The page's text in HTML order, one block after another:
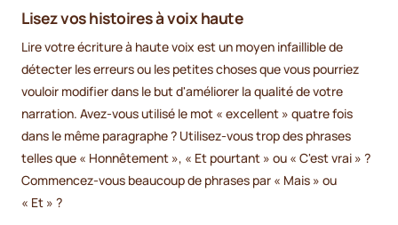
Lisez vos histoires à voix haute
Lire votre écriture à haute voix est un moyen infaillible de
détecter les erreurs ou les petites choses que vous pourriez
vouloir modifier dans le but d'améliorer la qualité de votre
narration. Avez-vous utilisé le mot « excellent » quatre fois
dans le même paragraphe ? Utilisez-vous trop des phrases
telles que « Honnêtement », « Et pourtant » ou « C'est vrai » ?
Commencez-vous beaucoup de phrases par « Mais » ou
« Et » ?